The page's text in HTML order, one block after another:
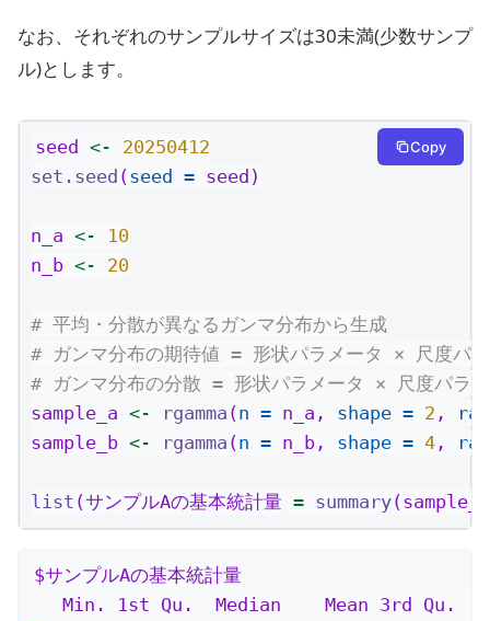
なお、それぞれのサンプルサイズは30未満(少数サンプ
ル)とします。
seed <-
20250412
set.seed (seed = seed)
n_a <-
10
n_b <- 20
# 平均・分散が異なるガンマ分布から生成
# ガンマ分布の期待値 = 形状パラメータ × 尺度パ
# ガンマ分布の分散 = 形状パラメータ × 尺度パラ
sample_a <- rgamma (n = n_a, shape = 2 ,
sample_b <- rgamma (n = n_b, shape = 4 ,
list (サンプルAの基本統計量 = summary
Copy
$サンプルAの基本統計量